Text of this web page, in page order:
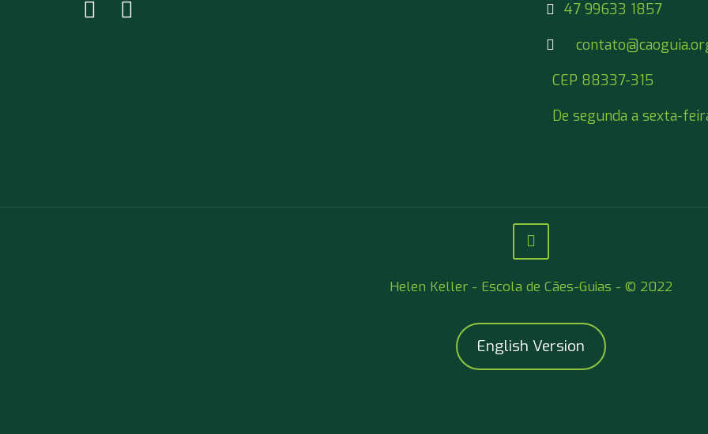
47 99633 1857
CEP 88337-315
De segunda a sexta-
Helen Keller - Escola de Cães-Guias - © 2022
English Version